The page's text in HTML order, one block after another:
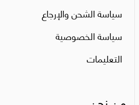
سياسة الشحن والإرجاع
سياسة الخصوصية
التعليمات